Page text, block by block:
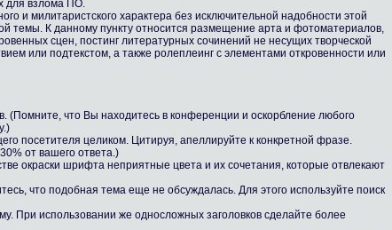
для взлома ПО.
и милитаристского характера без исключительной надобности этой
темы. К данному пункту относится размещение арта и фотоматериалов,
сцен, постинг литературных сочинений не несущих творческой
или подтекстом, а также ролеплеинг с элементами откровенности или
(Помните, что Вы находитесь в конференции и оскорбление любого
посетителя целиком. Цитируя, апеллируйте к конкретной фразе.
от вашего ответа.)
окраски шрифта неприятные цвета и их сочетания, которые отвлекают
что подобная тема еще не обсуждалась. Для этого используйте поиск
При использовании же односложных заголовков сделайте более